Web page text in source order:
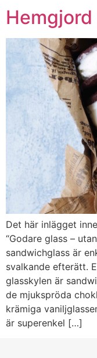
Det här inlägget
“Godare glass –
sandwichglass är
svalkande efterätt.
glasskylen är
de mjukspröda
krämiga
är superenkel […]